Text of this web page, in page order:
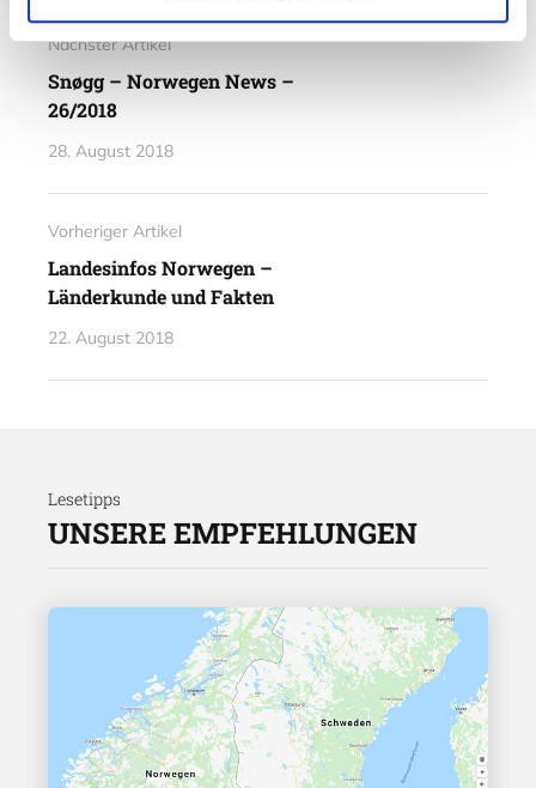
Nächster Artikel
Snøgg – Norwegen News –
26/2018
28. August 2018
Vorheriger Artikel
Landesinfos Norwegen –
Länderkunde und Fakten
22. August 2018
Lesetipps
UNSERE EMPFEHLUNGEN